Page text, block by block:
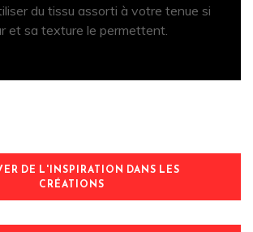
du tissu assorti à votre tenue si
et sa texture le permettent.
DE L'INSPIRATION DANS LES
CRÉATIONS